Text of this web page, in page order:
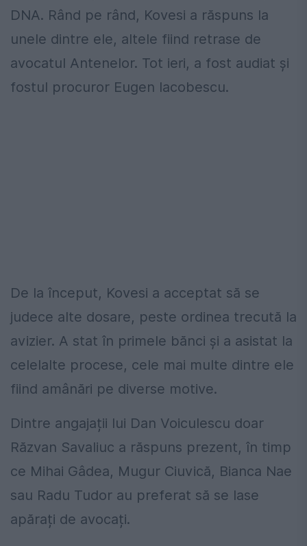
DNA. Rând pe rând, Kovesi a răspuns la
unele dintre ele, altele fiind retrase de
avocatul Antenelor. Tot ieri, a fost audiat și
fostul procuror Eugen Iacobescu.
De la început, Kovesi a acceptat să se
judece alte dosare, peste ordinea trecută la
avizier. A stat în primele bănci și a asistat la
celelalte procese, cele mai multe dintre ele
fiind amânări pe diverse motive.
Dintre angajații lui Dan Voiculescu doar
Răzvan Savaliuc a răspuns prezent, în timp
ce Mihai Gâdea, Mugur Ciuvică, Bianca Nae
sau Radu Tudor au preferat să se lase
apărați de avocați.